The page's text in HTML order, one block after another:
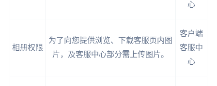
心
相册权限
为了向您提供浏览、下载客服页内图
片，及客服中心部分需上传图片。
客户端
客服中
心